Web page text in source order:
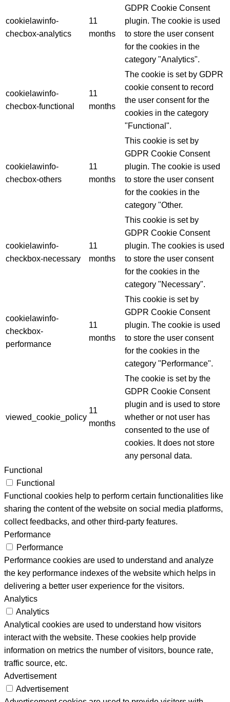
cookielawinfo-
checbox-analytics
11
months
GDPR Cookie Consent
plugin. The cookie is used
to store the user consent
for the cookies in the
category "Analytics".
cookielawinfo-
checbox-functional
11
months
The cookie is set by GDPR
cookie consent to record
the user consent for the
cookies in the category
"Functional".
cookielawinfo-
checbox-others
11
months
This cookie is set by
GDPR Cookie Consent
plugin. The cookie is used
to store the user consent
for the cookies in the
category "Other.
cookielawinfo-
checkbox-necessary
11
months
This cookie is set by
GDPR Cookie Consent
plugin. The cookies is used
to store the user consent
for the cookies in the
category "Necessary".
cookielawinfo-
checkbox-
performance
11
months
This cookie is set by
GDPR Cookie Consent
plugin. The cookie is used
to store the user consent
for the cookies in the
category "Performance".
viewed_cookie_policy
11
months
The cookie is set by the
GDPR Cookie Consent
plugin and is used to store
whether or not user has
consented to the use of
cookies. It does not store
any personal data.
Functional
Functional
Functional cookies help to perform certain functionalities like
sharing the content of the website on social media platforms,
collect feedbacks, and other third-party features.
Performance
Performance
Performance cookies are used to understand and analyze
the key performance indexes of the website which helps in
delivering a better user experience for the visitors.
Analytics
Analytics
Analytical cookies are used to understand how visitors
interact with the website. These cookies help provide
information on metrics the number of visitors, bounce rate,
traffic source, etc.
Advertisement
Advertisement